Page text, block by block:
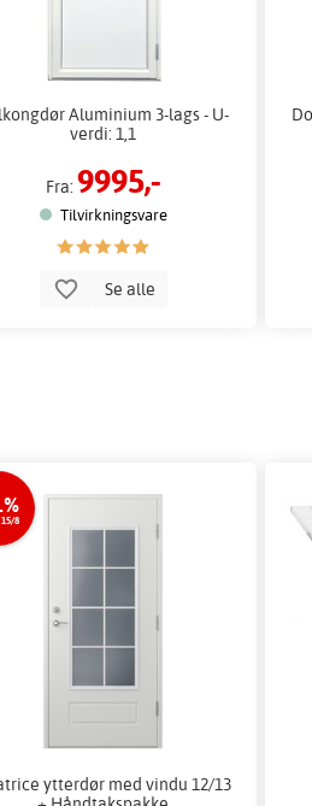
Aluminium 3-lags - U-
verdi: 1,1
Fra: 9995,-
Tilvirkningsvare
Se alle
8
ytterdør med vindu 12/13